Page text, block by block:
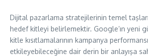
Dijital pazarlama stratejilerinin temel
hedef kitleyi belirlemektir. Google’ın yeni
kitle kısıtlamalarının kampanya
etkileyebileceğine dair derin bir anlayışa